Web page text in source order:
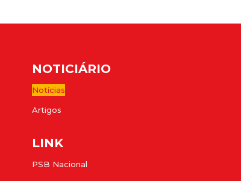
NOTICIÁRIO
Notícias
Artigos
LINK
PSB Nacional